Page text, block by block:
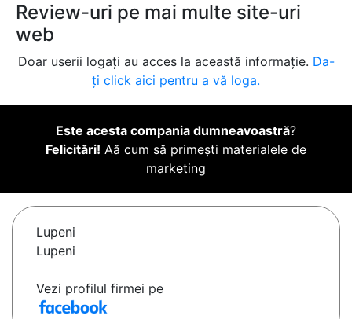
Review-uri pe mai multe site-uri
web
Doar userii logați au acces la această informație. Da-
ți click aici pentru a vă loga.
Este acesta compania dumneavoastră?
Felicitări! Aă cum să primești materialele de
marketing
Lupeni
Lupeni
Vezi profilul firmei pe